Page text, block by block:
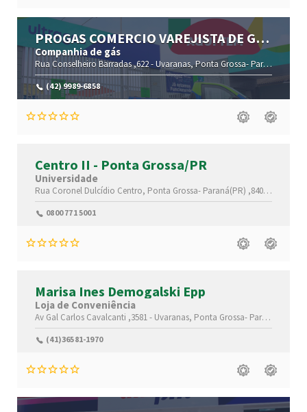
PROGAS COMERCIO VAREJISTA DE GLP
LTDA ME
Companhia de gás
Rua Conselheiro Barradas ,622 -Uvaranas,Ponta Grossa-Paraná(PR)
(42) 9989-6858
Centro II - Ponta Grossa/PR
Universidade
Rua Coronel Dulcídio Centro, Ponta Grossa- Paraná(PR) ,84010-280
0800 771 5001
Marisa Ines Demogalski Epp
Loja de Conveniência
Av Gal Carlos Cavalcanti ,3581 - Uvaranas, Ponta Grossa- Paraná(PR)
(41)36581-1970